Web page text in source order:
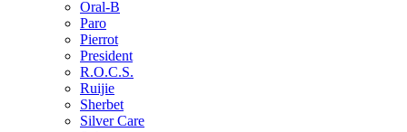
Oral-B
Paro
Pierrot
President
R.O.C.S.
Ruijie
Sherbet
Silver Care